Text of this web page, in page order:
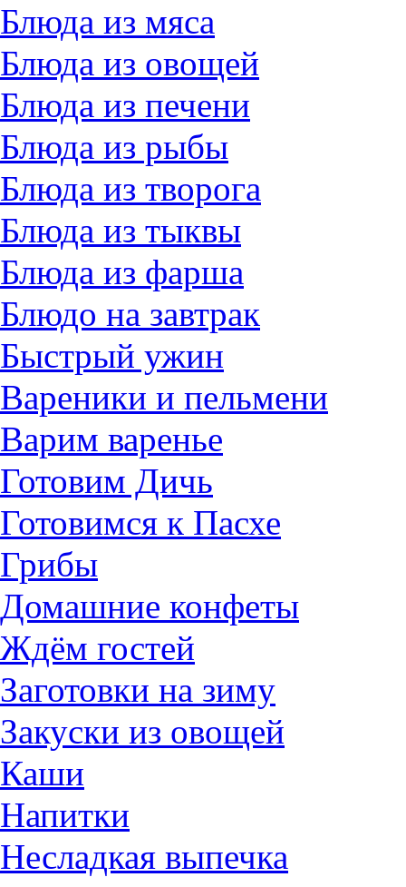
Блюда из мяса
Блюда из овощей
Блюда из печени
Блюда из рыбы
Блюда из творога
Блюда из тыквы
Блюда из фарша
Блюдо на завтрак
Быстрый ужин
Вареники и пельмени
Варим варенье
Готовим Дичь
Готовимся к Пасхе
Грибы
Домашние конфеты
Ждём гостей
Заготовки на зиму
Закуски из овощей
Каши
Напитки
Несладкая выпечка